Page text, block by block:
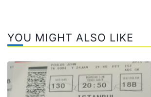
YOU MIGHT ALSO LIKE